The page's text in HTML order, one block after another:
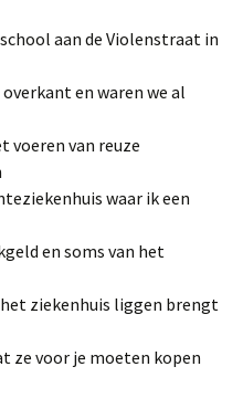
aan de Violenstraat in
en waren we al
voeren van reuze
waar ik een
en soms van het
ziekenhuis liggen brengt
ze voor je moeten kopen